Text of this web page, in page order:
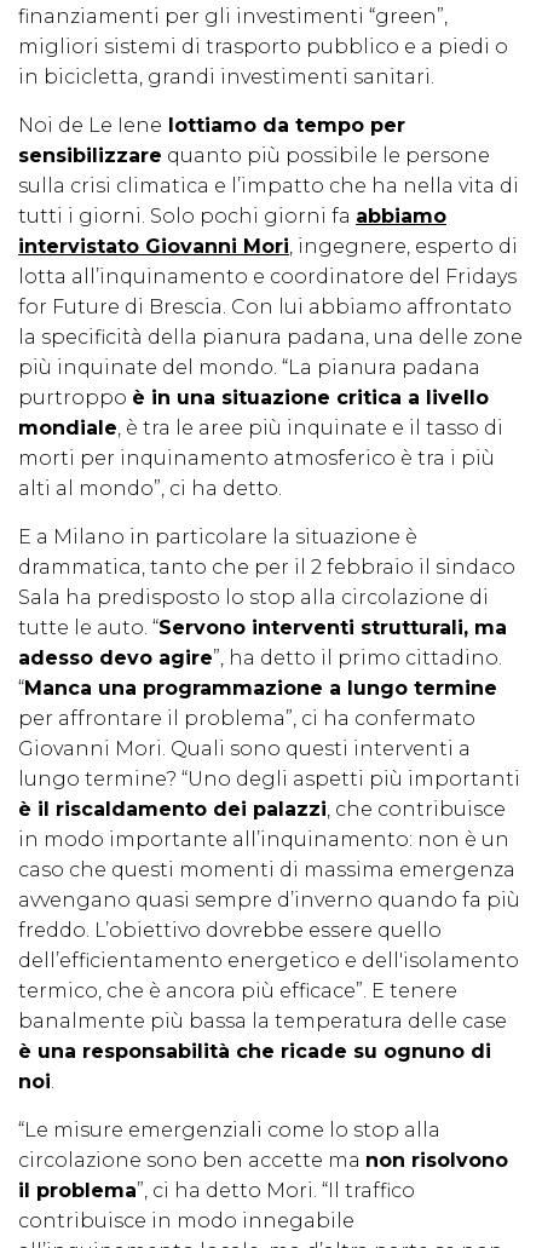
finanziamenti per gli investimenti “green”,
migliori sistemi di trasporto pubblico e a piedi o
in bicicletta, grandi investimenti sanitari.
Noi de Le Iene lottiamo da tempo per
sensibilizzare quanto più possibile le persone
sulla crisi climatica e l’impatto che ha nella vita di
tutti i giorni. Solo pochi giorni fa abbiamo
intervistato Giovanni Mori, ingegnere, esperto di
lotta all’inquinamento e coordinatore del Fridays
for Future di Brescia. Con lui abbiamo affrontato
la specificità della pianura padana, una delle zone
più inquinate del mondo. “La pianura padana
purtroppo è in una situazione critica a livello
mondiale, è tra le aree più inquinate e il tasso di
morti per inquinamento atmosferico è tra i più
alti al mondo”, ci ha detto.
E a Milano in particolare la situazione è
drammatica, tanto che per il 2 febbraio il sindaco
Sala ha predisposto lo stop alla circolazione di
tutte le auto. “Servono interventi strutturali, ma
adesso devo agire”, ha detto il primo cittadino.
“Manca una programmazione a lungo termine
per affrontare il problema”, ci ha confermato
Giovanni Mori. Quali sono questi interventi a
lungo termine? “Uno degli aspetti più importanti
è il riscaldamento dei palazzi, che contribuisce
in modo importante all’inquinamento: non è un
caso che questi momenti di massima emergenza
avvengano quasi sempre d’inverno quando fa più
freddo. L’obiettivo dovrebbe essere quello
dell’efficientamento energetico e dell'isolamento
termico, che è ancora più efficace”. E tenere
banalmente più bassa la temperatura delle case
è una responsabilità che ricade su ognuno di
noi.
“Le misure emergenziali come lo stop alla
circolazione sono ben accette ma non risolvono
il problema”, ci ha detto Mori. “Il traffico
contribuisce in modo innegabile